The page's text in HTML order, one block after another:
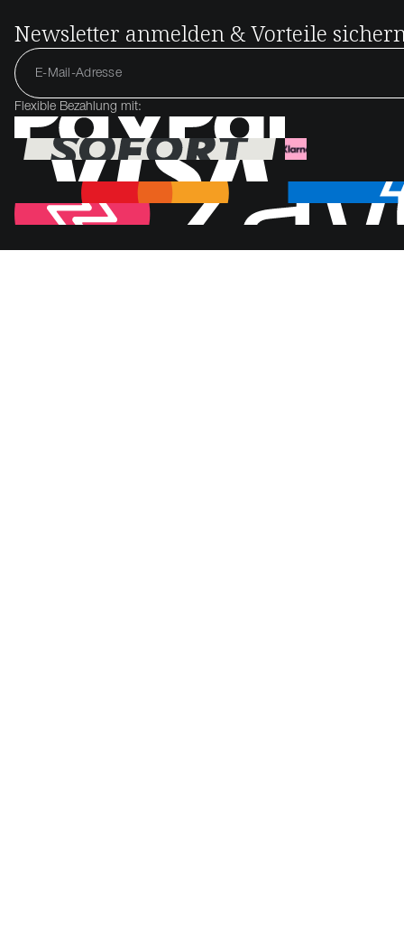
Newsletter anmelden & Vorteile
Flexible Bezahlung mit: